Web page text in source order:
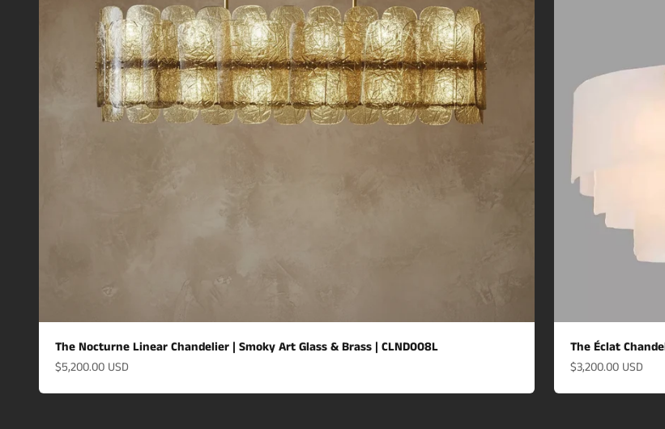
The Nocturne Linear Chandelier | Smoky Art Glass & Brass | CLND008L
할인 가격
$5,200.00 USD
The Éclat
할인 가격
$3,200.00 USD